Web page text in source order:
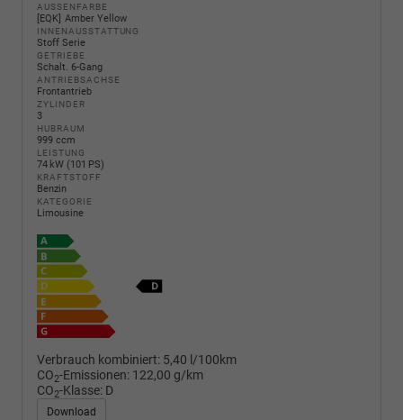
AUSSENFARBE
EQK Amber Yellow
INNENAUSSTATTUNG
Stoff Serie
GETRIEBE
Schalt. 6-Gang
ANTRIEBSACHSE
Frontantrieb
ZYLINDER
3
HUBRAUM
999 ccm
LEISTUNG
74 kW (101 PS)
KRAFTSTOFF
Benzin
KATEGORIE
Limousine
Verbrauch kombiniert: 5,40 l/100km
CO2-Emissionen: 122,00 g/km
CO2-Klasse: D
Download